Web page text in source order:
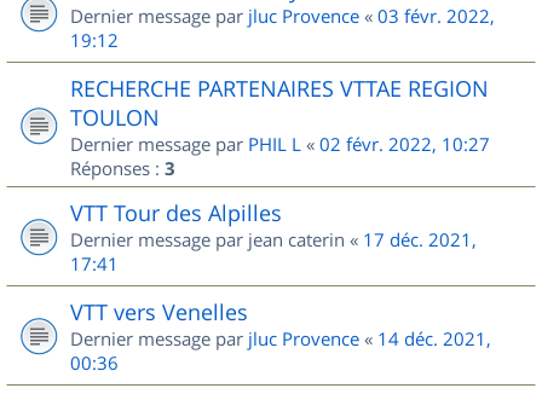
Dernier message par jluc Provence « 03 févr. 2022,
19:12
RECHERCHE PARTENAIRES VTTAE REGION
TOULON
Dernier message par PHIL L « 02 févr. 2022, 10:27
Réponses : 3
VTT Tour des Alpilles
Dernier message par jean caterin « 17 déc. 2021,
17:41
VTT vers Venelles
Dernier message par jluc Provence « 14 déc. 2021,
00:36